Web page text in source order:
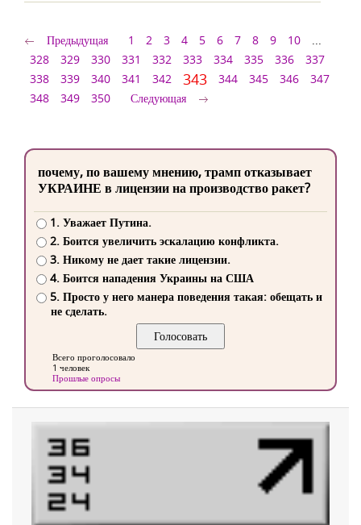
Предыдущая 1 2 3 4 5 6 7 8 9 10
...
328
329 330 331 332 333 334 335 336
337
338
339 340 341 342 343 344 345 346
347
348
349 350 Следующая
почему, по вашему мнению, трамп отказывает
УКРАИНЕ в лицензии на производство ракет?
1. Уважает Путина.
2. Боится увеличить эскалацию конфликта.
3. Никому не дает такие лицензии.
4. Боится нападения Украины на США
5. Просто у него манера поведения такая: обещать и
не сделать.
Всего проголосовало
1 человек
Прошлые опросы